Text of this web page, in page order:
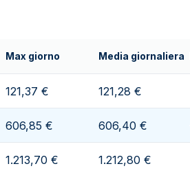
Max giorno Media giornaliera
121,37 € 121,28 €
606,85 € 606,40 €
1.213,70 € 1.212,80 €